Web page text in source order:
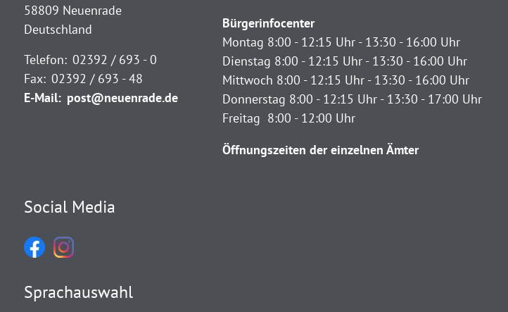
58809 Neuenrade
Deutschland
Telefon: 02392 / 693 - 0
Fax: 02392 / 693 - 48
E-Mail: post@neuenrade.de
Bürgerinfocenter
Montag 8:00 - 12:15 Uhr - 13:30 - 16:00 Uhr
Dienstag 8:00 - 12:15 Uhr - 13:30 - 16:00 Uhr
Mittwoch 8:00 - 12:15 Uhr - 13:30 - 16:00 Uhr
Donnerstag 8:00 - 12:15 Uhr - 13:30 - 17:00 Uhr
Freitag 8:00 - 12:00 Uhr
Öffnungszeiten der einzelnen Ämter
Social Media
Sprachauswahl